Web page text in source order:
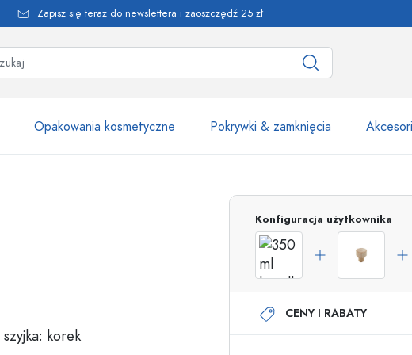
Zapisz się teraz do newslettera i zaoszczędź 25 zł
Opakowania kosmetyczne Pokrywki & zamknięcia
Butelki ze spryskiwaczem
Dozowniki airless
Butelki roll-on
Konfiguracja użytkownika
CENY I RABATY